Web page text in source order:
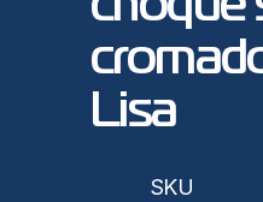
Lisa
SKU